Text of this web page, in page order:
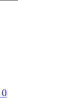
0